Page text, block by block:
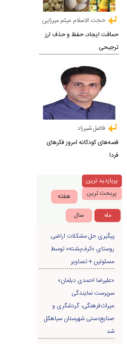
حجت الاسلام میثم میرزایی
حماقت ایجاد، حفظ و حذف ارز
ترجیحی
فاضل شیرزاد
قصه‌های کودکانه امروز فکرهای
فردا
پربازدید ترین
پربحث ترین
هفته
ماه
سال
پیگیری حل مشکلات اراضی
روستای «کرف‌پشته» توسط
مسئولین + تصاویر
«علیرضا احمدی دیلمان»
سرپرست نمایندگی
میراث‌فرهنگی، گردشگری و
صنایع‌دستی شهرستان سیاهکل
شد